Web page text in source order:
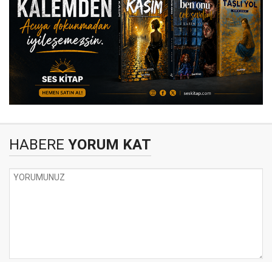
HABERE YORUM KAT